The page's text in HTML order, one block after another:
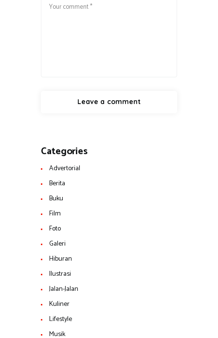
Categories
Advertorial
Berita
Buku
Film
Foto
Galeri
Hiburan
Ilustrasi
Jalan-Jalan
Kuliner
Lifestyle
Musik